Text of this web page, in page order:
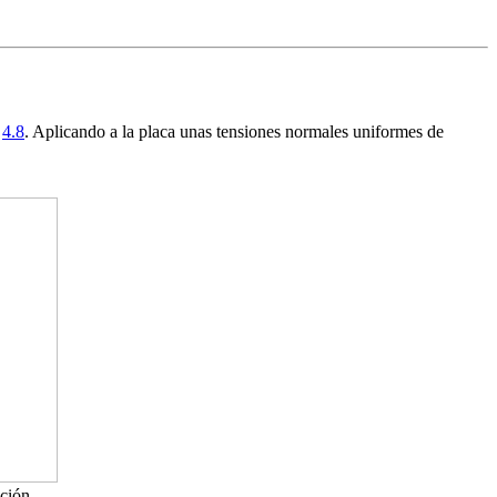
4.8. Aplicando a la placa unas tensiones normales uniformes de